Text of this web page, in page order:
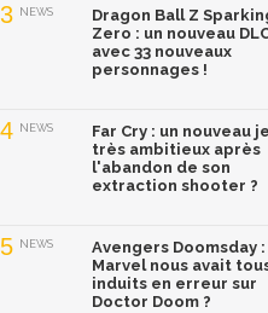
3 NEWS
Dragon Ball Z
Zero : un nouveau
avec 33 nouveaux
personnages !
4 NEWS
Far Cry : un nouveau
très ambitieux après
l'abandon de son
extraction shooter ?
5 NEWS
Avengers Doomsday :
Marvel nous avait
induits en erreur sur
Doctor Doom ?